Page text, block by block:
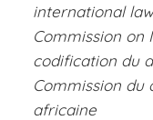
international
Commission on
codification du
Commission
africaine